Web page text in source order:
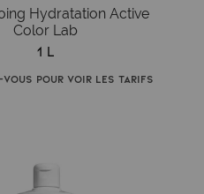
Hydratation Active
Color Lab
1 L
vous pour voir les tarifs